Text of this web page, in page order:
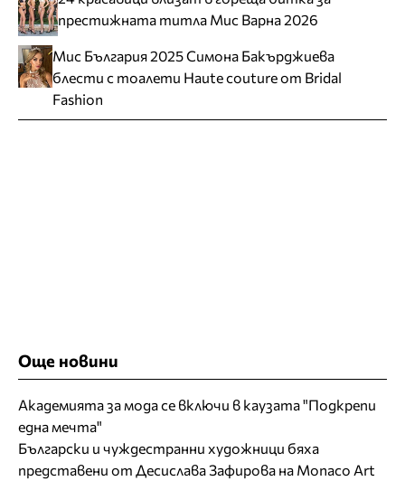
престижната титла Мис Варна 2026
Мис България 2025 Симона Бакърджиева
блести с тоалети Haute couture от Bridal
Fashion
Още новини
Академията за мода се включи в каузата "Подкрепи
една мечта"
Български и чуждестранни художници бяха
представени от Десислава Зафирова на Monaco Art